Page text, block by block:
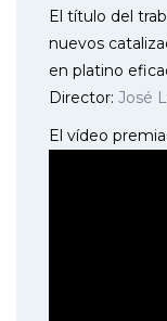
El título del
nuevos
en platino
Director: José
El vídeo